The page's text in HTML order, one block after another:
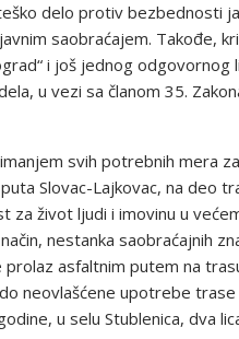
delo protiv bezbednosti
saobraćajem. Takođe,
i još jednog odgovornog
u vezi sa članom 35.
svih potrebnih mera
Slovac-Lajkovac, na deo
za život ljudi i imovinu u
nestanka saobraćajnih
asfaltnim putem na
neovlašćene upotrebe
u selu Stublenica, dva